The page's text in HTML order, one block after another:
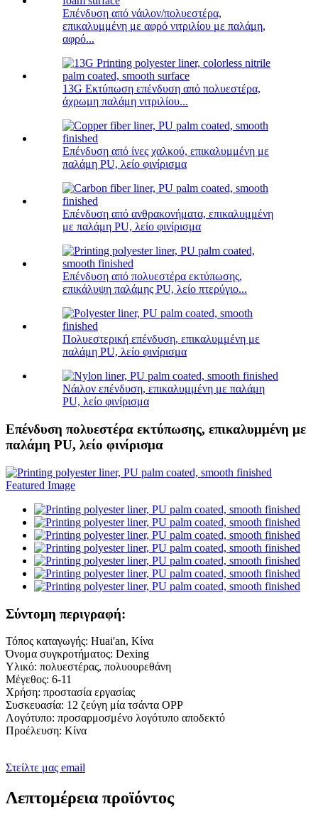
Επένδυση από νάιλον/πολυεστέρα,
επικαλυμμένη με αφρό νιτριλίου με παλάμη,
αφρό...
13G Εκτύπωση επένδυση από πολυεστέρα,
άχρωμη παλάμη νιτριλίου...
Επένδυση από ίνες χαλκού, επικαλυμμένη με
παλάμη PU, λείο φινίρισμα
Επένδυση από ανθρακονήματα, επικαλυμμένη
με παλάμη PU, λείο φινίρισμα
Επένδυση από πολυεστέρα εκτύπωσης,
επικάλυψη παλάμης PU, λείο πτερύγιο...
Πολυεστερική επένδυση, επικαλυμμένη με
παλάμη PU, λείο φινίρισμα
Νάιλον επένδυση, επικαλυμμένη με παλάμη
PU, λείο φινίρισμα
Επένδυση πολυεστέρα εκτύπωσης, επικαλυμμένη με
παλάμη PU, λείο φινίρισμα
Σύντομη περιγραφή:
Τόπος καταγωγής: Huai'an, Κίνα
Όνομα συγκροτήματος: Dexing
Υλικό: πολυεστέρας, πολυουρεθάνη
Μέγεθος: 6-11
Χρήση: προστασία εργασίας
Συσκευασία: 12 ζεύγη μία τσάντα OPP
Λογότυπο: προσαρμοσμένο λογότυπο αποδεκτό
Προέλευση: Κίνα
Στείλτε μας email
Λεπτομέρεια προϊόντος